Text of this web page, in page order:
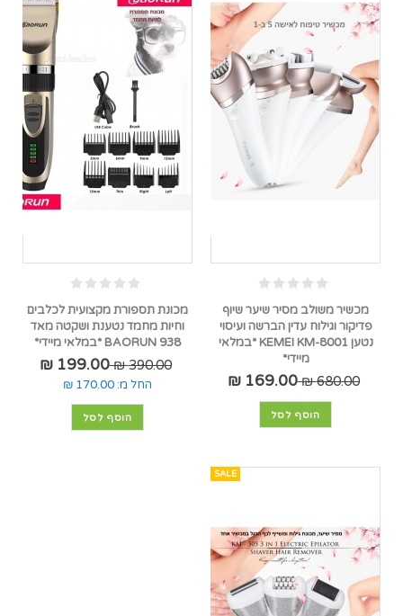
מכשיר משולב מסיר שיער שיוף
פדיקור וגילוח עדין הברשה ועיסוי
נטען KEMEI KM-8001 *במלאי
מיידי*
680.00 ₪
169.00 ₪
הוסף לסל
מכונת תספורת מקצועית לכלבים
וחיות מחמד נטענת ושקטה מאד
BAORUN 938 *במלאי מיידי*
390.00 ₪
199.00 ₪
החל מ: 170.00 ₪
הוסף לסל
SALE